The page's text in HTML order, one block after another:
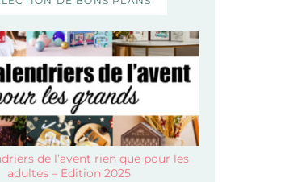
de l’avent rien que pour les
adultes – Édition 2025